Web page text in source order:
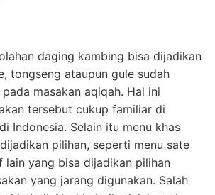
daging kambing bisa dijadikan
tongseng ataupun gule sudah
masakan aqiqah. Hal ini
tersebut cukup familiar di
Indonesia. Selain itu menu khas
pilihan, seperti menu sate
lain yang bisa dijadikan pilihan
yang jarang digunakan. Salah